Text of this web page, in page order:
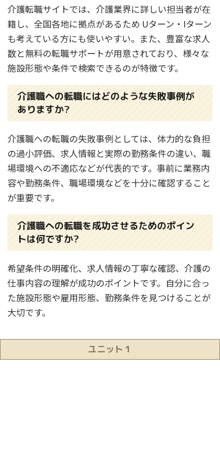
介護転職サイトでは、介護業界に詳しい担当者が在
籍し、全国各地に拠点があるため Uターン・Iターン
も考えている方にも使いやすい。また、豊富な求人
数と無料の転職サポートが用意されており、様々な
施設形態や条件で検索できるのが特徴です。
介護職への転職にはどのような失敗事例が
ありますか?
介護職への転職の失敗事例としては、体力的な負担
の過小評価、求人情報と実際の勤務条件の違い、職
場環境への不適応などが代表的です。事前に業務内
容や勤務条件、職場環境などを十分に確認すること
が重要です。
介護職への転職を成功させるためのポイン
トは何ですか?
希望条件の明確化、求人情報の丁寧な確認、介護の
仕事内容の理解が成功のポイントです。自分に合っ
た施設形態や雇用形態、勤務条件を見つけることが
大切です。
ユニット１